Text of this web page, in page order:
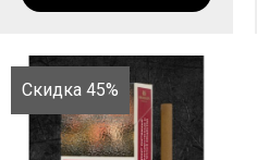
Скидка 45%